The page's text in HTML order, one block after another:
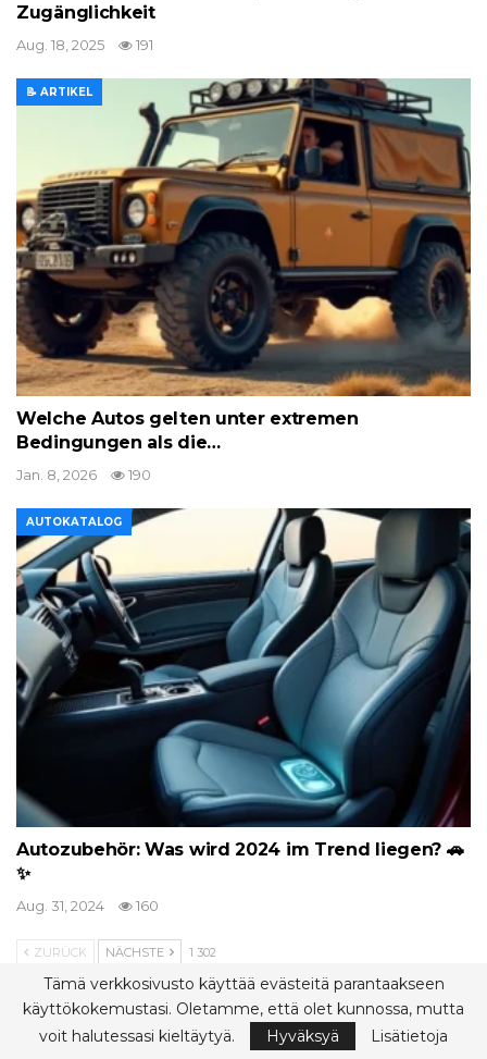
Zugänglichkeit
Aug. 18, 2025 191
📝 ARTIKEL
Welche Autos gelten unter extremen
Bedingungen als die…
Jan. 8, 2026 190
AUTOKATALOG
Autozubehör: Was wird 2024 im Trend liegen? 🚗
✨
Aug. 31, 2024 160
ZURÜCK NÄCHSTE 1 302
Beliebte Kategorien
Tämä verkkosivusto käyttää evästeitä parantaakseen
käyttökokemustasi. Oletamme, että olet kunnossa, mutta
voit halutessasi kieltäytyä.
Hyväksyä Lisätietoja